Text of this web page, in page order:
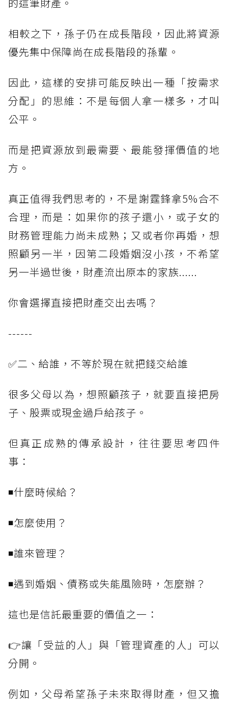
的這筆財產。
相較之下，孫子仍在成長階段，因此將資源
優先集中保障尚在成長階段的孫輩。
因此，這樣的安排可能反映出一種「按需求
分配」的思維：不是每個人拿一樣多，才叫
公平。
而是把資源放到最需要、最能發揮價值的地
方。
真正值得我們思考的，不是謝霆鋒拿5%合不
合理，而是：如果你的孩子還小，或子女的
財務管理能力尚未成熟；又或者你再婚，想
照顧另一半，因第二段婚姻沒小孩，不希望
另一半過世後，財產流出原本的家族......
你會選擇直接把財產交出去嗎？
------
✅二、給誰，不等於現在就把錢交給誰
很多父母以為，想照顧孩子，就要直接把房
子、股票或現金過戶給孩子。
但真正成熟的傳承設計，往往要思考四件
事：
◾什麼時候給？
◾怎麼使用？
◾誰來管理？
◾遇到婚姻、債務或失能風險時，怎麼辦？
這也是信託最重要的價值之一：
👉讓「受益的人」與「管理資產的人」可以
分開。
例如，父母希望孫子未來取得財產，但又擔